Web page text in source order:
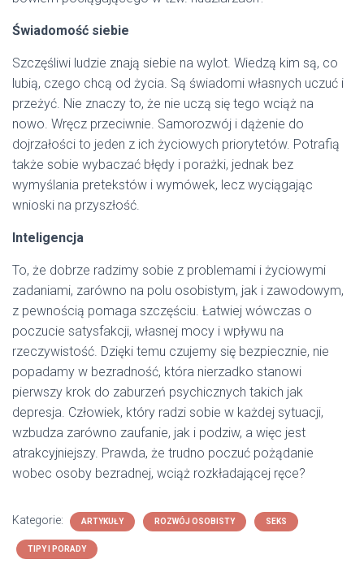
Świadomość siebie
Szczęśliwi ludzie znają siebie na wylot. Wiedzą kim są, co
lubią, czego chcą od życia. Są świadomi własnych uczuć i
przeżyć. Nie znaczy to, że nie uczą się tego wciąż na
nowo. Wręcz przeciwnie. Samorozwój i dążenie do
dojrzałości to jeden z ich życiowych priorytetów. Potrafią
także sobie wybaczać błędy i porażki, jednak bez
wymyślania pretekstów i wymówek, lecz wyciągając
wnioski na przyszłość.
Inteligencja
To, że dobrze radzimy sobie z problemami i życiowymi
zadaniami, zarówno na polu osobistym, jak i zawodowym,
z pewnością pomaga szczęściu. Łatwiej wówczas o
poczucie satysfakcji, własnej mocy i wpływu na
rzeczywistość. Dzięki temu czujemy się bezpiecznie, nie
popadamy w bezradność, która nierzadko stanowi
pierwszy krok do zaburzeń psychicznych takich jak
depresja. Człowiek, który radzi sobie w każdej sytuacji,
wzbudza zarówno zaufanie, jak i podziw, a więc jest
atrakcyjniejszy. Prawda, że trudno poczuć pożądanie
wobec osoby bezradnej, wciąż rozkładającej ręce?
Kategorie: ARTYKUŁY ROZWÓJ OSOBISTY SEKS
TIPY I PORADY